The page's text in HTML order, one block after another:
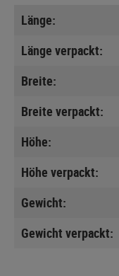
Länge:
Länge verpackt:
Breite:
Breite verpackt:
Höhe:
Höhe verpackt:
Gewicht:
Gewicht verpackt: